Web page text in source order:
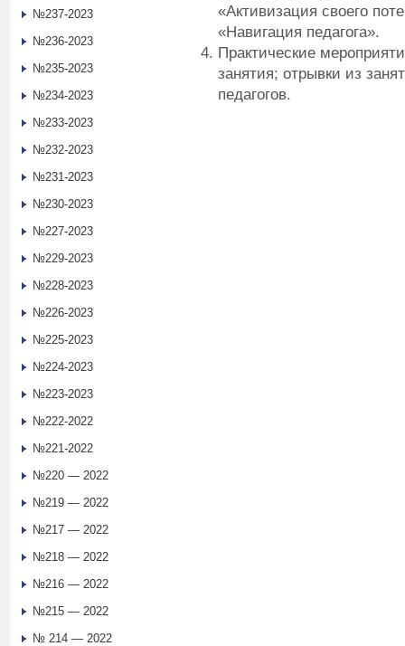
«Активизация своего
«Навигация педагога».
Практические
занятия; отрывки из
педагогов.
№237-2023
№236-2023
№235-2023
№234-2023
№233-2023
№232-2023
№231-2023
№230-2023
№227-2023
№229-2023
№228-2023
№226-2023
№225-2023
№224-2023
№223-2023
№222-2022
№221-2022
№220 — 2022
№219 — 2022
№217 — 2022
№218 — 2022
№216 — 2022
№215 — 2022
№ 214 — 2022